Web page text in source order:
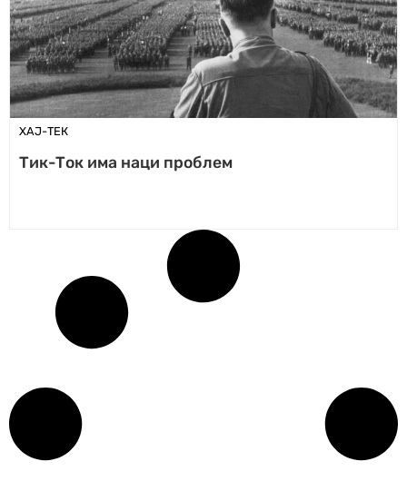
ХАЈ-ТЕК
Тик-Ток има наци проблем